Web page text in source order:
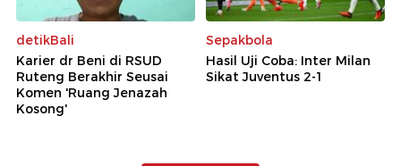
detikBali
Karier dr Beni di RSUD
Ruteng Berakhir Seusai
Komen 'Ruang Jenazah
Kosong'
Sepakbola
Hasil Uji Coba: Inter Milan
Sikat Juventus 2-1